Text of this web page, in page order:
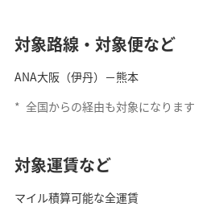
対象路線・対象便など
ANA大阪（伊丹）－熊本
* 全国からの経由も対象になります
対象運賃など
マイル積算可能な全運賃